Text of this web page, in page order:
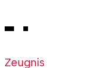
Zeugnis